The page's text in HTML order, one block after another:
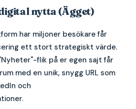
nytta (Ägget)
har miljoner besökare får
ett stort strategiskt värde.
flik på er egen sajt får
med en unik, snygg URL som
och